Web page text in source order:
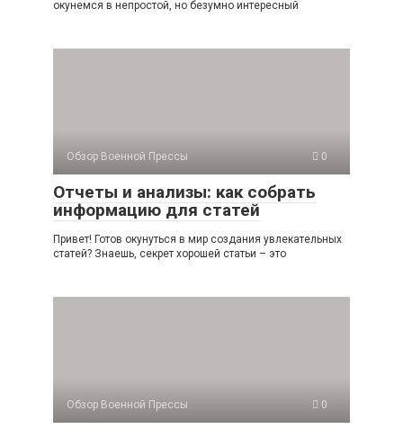
окунемся в непростой, но безумно интересный
Обзор Военной Прессы 0
Отчеты и анализы: как собрать
информацию для статей
Привет! Готов окунуться в мир создания увлекательных
статей? Знаешь, секрет хорошей статьи – это
Обзор Военной Прессы 0